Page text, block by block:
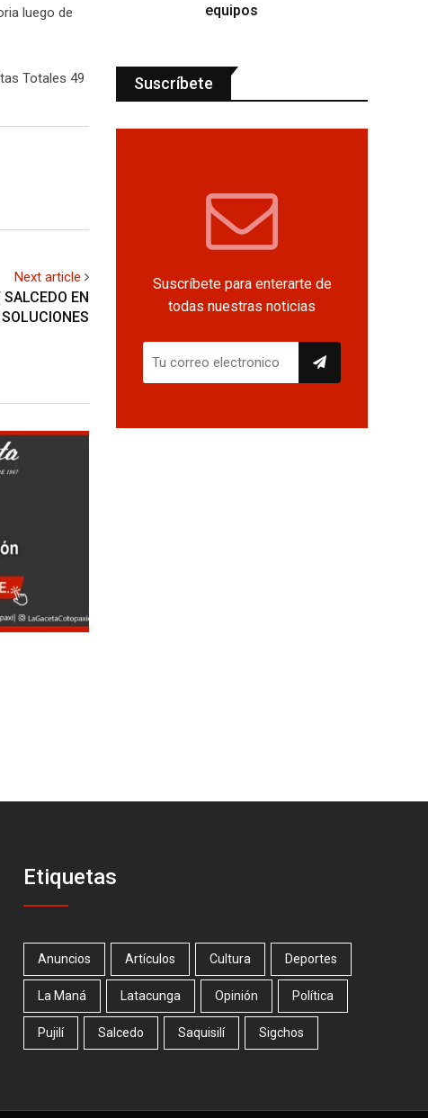
luego de
Totales 49
Next article
EN
equipos
Suscríbete
Suscríbete para enterarte de
todas nuestras noticias
Etiquetas
Anuncios Artículos Cultura Deportes
La Maná Latacunga Opinión Política
Pujilí Salcedo Saquisilí Sigchos